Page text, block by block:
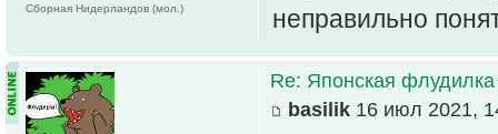
неправильно
Сборная Нидерландов (мол.)
Re: Японская флудилка
basilik 16 июл 2021,